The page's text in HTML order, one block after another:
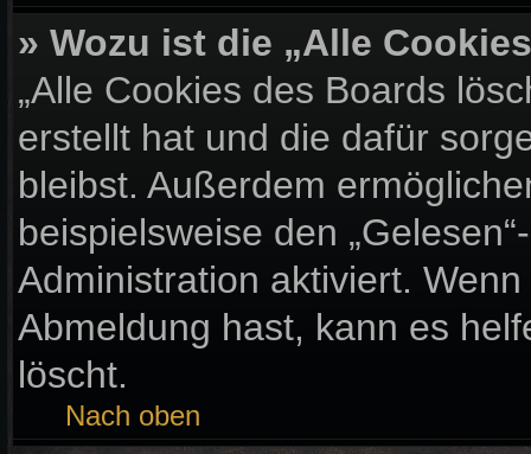
» Wozu ist die „Alle
„Alle Cookies des Boards
erstellt hat und die dafür
bleibst. Außerdem
beispielsweise den
Administration aktiviert.
Abmeldung hast, kann es
löscht.
Nach oben